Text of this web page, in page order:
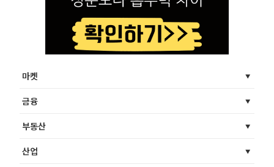
마켓
금융
부동산
산업